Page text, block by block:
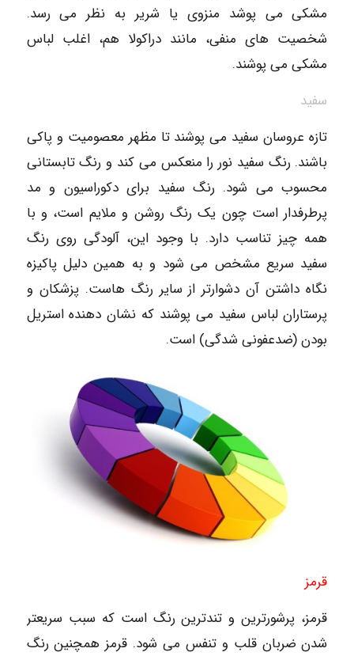
مشکی می پوشد منزوی یا شریر به نظر می رسد.
شخصیت های منفی، مانند دراکولا هم، اغلب لباس
مشکی می پوشند.
سفید
تازه عروسان سفید می پوشند تا مظهر معصومیت و پاکی
باشند. رنگ سفید نور را منعکس می کند و رنگ تابستانی
محسوب می شود. رنگ سفید برای دکوراسیون و مد
پرطرفدار است چون یک رنگ روشن و ملایم است، و با
همه چیز تناسب دارد. با وجود این، آلودگی روی رنگ
سفید سریع مشخص می شود و به همین دلیل پاکیزه
نگاه داشتن آن دشوارتر از سایر رنگ هاست. پزشکان و
پرستاران لباس سفید می پوشند که نشان دهنده استریل
بودن (ضدعفونی شدگی) است.
قرمز
قرمز، پرشورترین و تندترین رنگ است که سبب سریعتر
شدن ضربان قلب و تنفس می شود. قرمز همچنین رنگ